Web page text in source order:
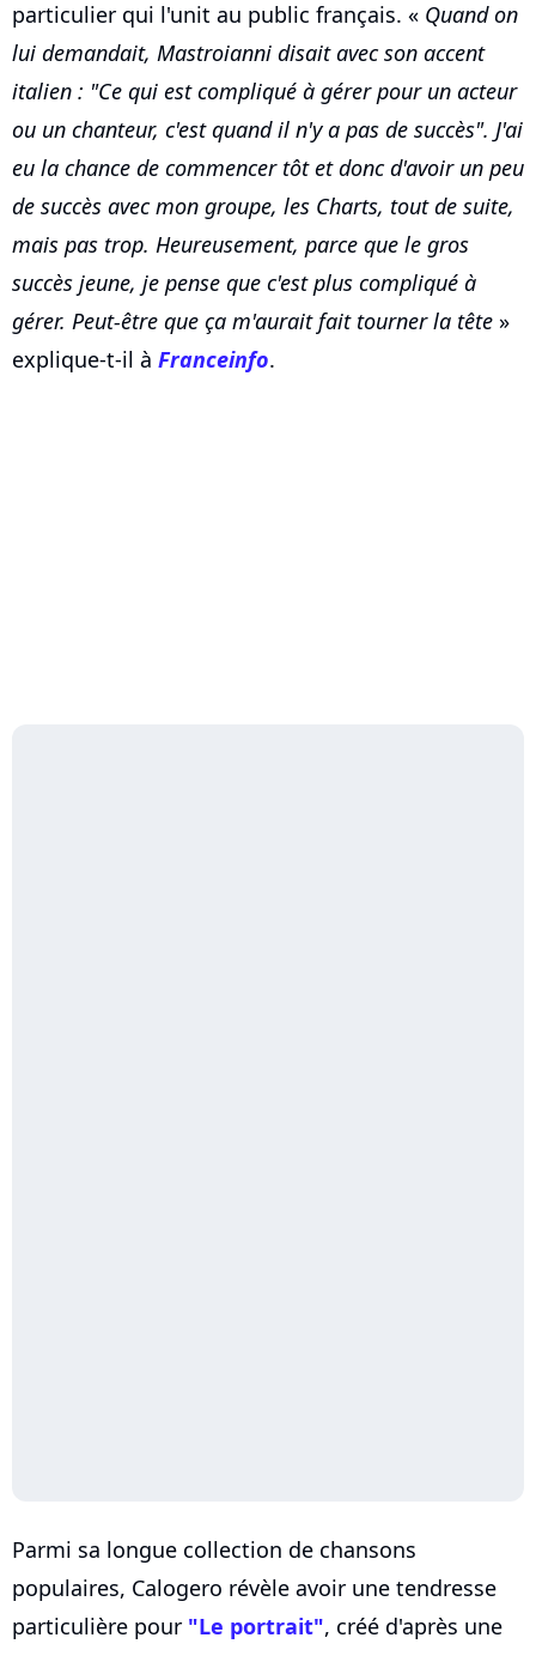
particulier qui l'unit au public français. « Quand on
lui demandait, Mastroianni disait avec son accent
italien : "Ce qui est compliqué à gérer pour un acteur
ou un chanteur, c'est quand il n'y a pas de succès". J'ai
eu la chance de commencer tôt et donc d'avoir un peu
de succès avec mon groupe, les Charts, tout de suite,
mais pas trop. Heureusement, parce que le gros
succès jeune, je pense que c'est plus compliqué à
gérer. Peut-être que ça m'aurait fait tourner la tête »
explique-t-il à Franceinfo.
Parmi sa longue collection de chansons
populaires, Calogero révèle avoir une tendresse
particulière pour "Le portrait", créé d'après une